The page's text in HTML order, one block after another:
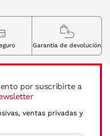
por suscribirte a
ventas privadas y
Garantia de devolución